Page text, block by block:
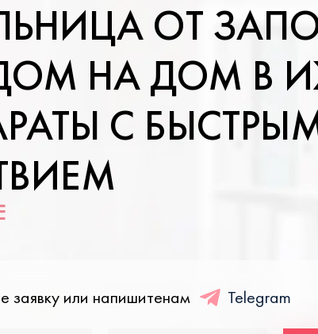
ОТ
НА ДОМ В
С
заявку или напишитенам Telegram